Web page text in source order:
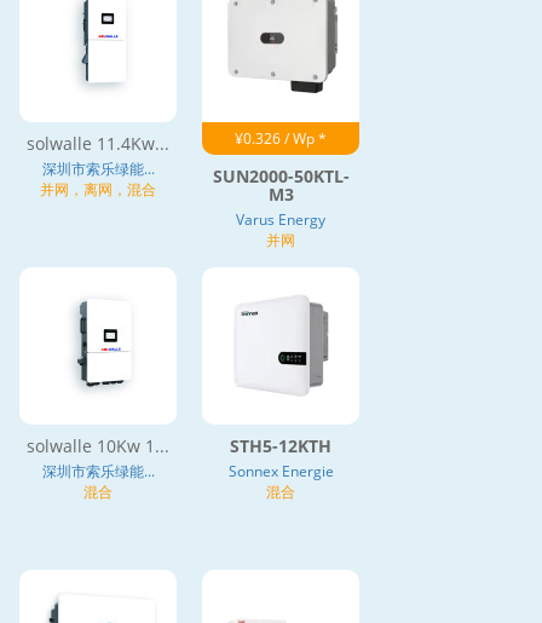
solwalle 11.4Kw...
深圳市索乐绿能...
并网，离网，混合
¥0.326 / Wp *
SUN2000-50KTL-
M3
Varus Energy
并网
solwalle 10Kw 1...
深圳市索乐绿能...
混合
STH5-12KTH
Sonnex Energie
混合